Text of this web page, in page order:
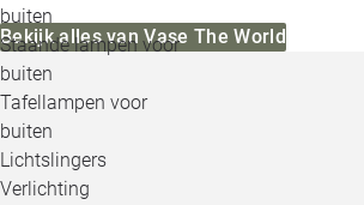
buiten
Staande lampen voor
buiten
Tafellampen voor
buiten
Lichtslingers
Verlichting
Bekijk alles van Vase The World